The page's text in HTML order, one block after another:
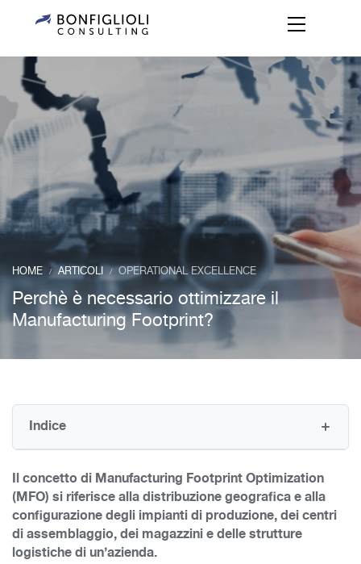
HOME / ARTICOLI / OPERATIONAL EXCELLENCE
Perchè è necessario ottimizzare il
Manufacturing Footprint?
Indice
Il concetto di Manufacturing Footprint Optimization
(MFO) si riferisce alla distribuzione geografica e alla
configurazione degli impianti di produzione, dei centri
di assemblaggio, dei magazzini e delle strutture
logistiche di un’azienda.